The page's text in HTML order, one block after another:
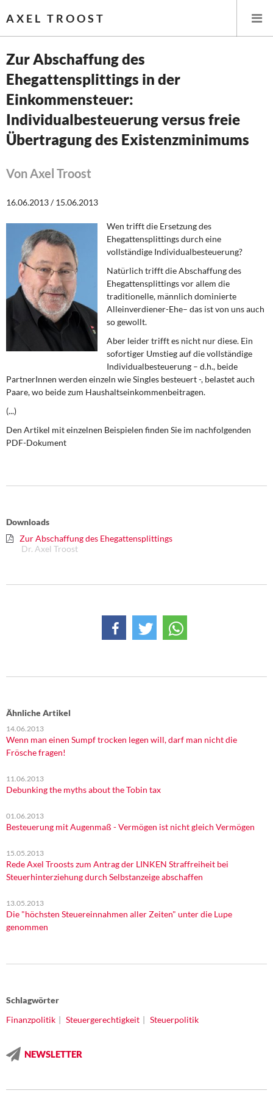
AXEL TROOST
Startseite
Themen
Leitlinien linker Wirtschafts- und Finanzpolitik
Wirtschaftspolitik
Steuer- und Finanzpolitik
Öffentliche Infrastruktur und Daseinsvorsorge
Eurokrise und Griechenland
DIE LINKE
Weitere Themen
Memo-Gruppe
Institut Solidarische Moderne
Rosa-Luxemburg-Stiftung
Über mich
Zur Abschaffung des
Ehegattensplittings in der
Einkommensteuer:
Individualbesteuerung versus freie
Übertragung des Existenzminimums
Von Axel Troost
16.06.2013 / 15.06.2013
Wen trifft die Ersetzung des
Ehegattensplittings durch eine
vollständige Individualbesteuerung?
Natürlich trifft die Abschaffung des
Ehegattensplittings vor allem die
traditionelle, männlich dominierte
Alleinverdiener-Ehe– das ist von uns auch
so gewollt.
Aber leider trifft es nicht nur diese. Ein
sofortiger Umstieg auf die vollständige
Individualbesteuerung – d.h., beide
PartnerInnen werden einzeln wie Singles besteuert -, belastet auch
Paare, wo beide zum Haushaltseinkommenbeitragen.
(...)
Den Artikel mit einzelnen Beispielen finden Sie im nachfolgenden
PDF-Dokument
Downloads
Zur Abschaffung des Ehegattensplittings
Dr. Axel Troost
Ähnliche Artikel
14.06.2013
Wenn man einen Sumpf trocken legen will, darf man nicht die
Frösche fragen!
11.06.2013
Debunking the myths about the Tobin tax
01.06.2013
Besteuerung mit Augenmaß - Vermögen ist nicht gleich Vermögen
15.05.2013
Rede Axel Troosts zum Antrag der LINKEN Straffreiheit bei
Steuerhinterziehung durch Selbstanzeige abschaffen
13.05.2013
Die "höchsten Steuereinnahmen aller Zeiten" unter die Lupe
genommen
Schlagwörter
Finanzpolitik
Steuergerechtigkeit Steuerpolitik
NEWSLETTER